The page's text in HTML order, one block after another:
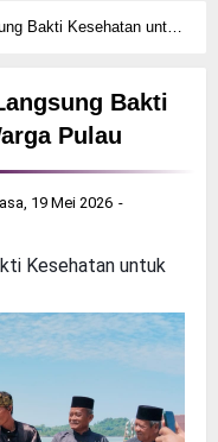
Kesehatan untuk Warga Pulau
Bakti
Pulau
19 Mei 2026
Kesehatan untuk